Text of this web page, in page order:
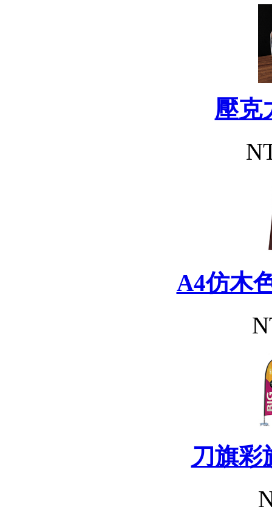
壓克
A4仿木
刀旗彩